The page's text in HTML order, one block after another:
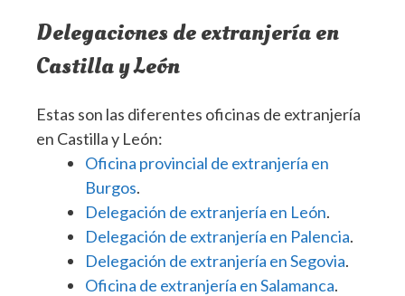
Delegaciones de extranjería en
Castilla y León
Estas son las diferentes oficinas de extranjería
en Castilla y León:
Oficina provincial de extranjería en
Burgos.
Delegación de extranjería en León.
Delegación de extranjería en Palencia.
Delegación de extranjería en Segovia.
Oficina de extranjería en Salamanca.